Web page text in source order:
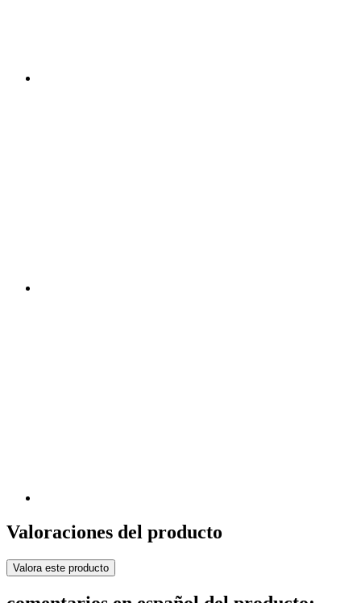
Valoraciones del producto
Valora este producto